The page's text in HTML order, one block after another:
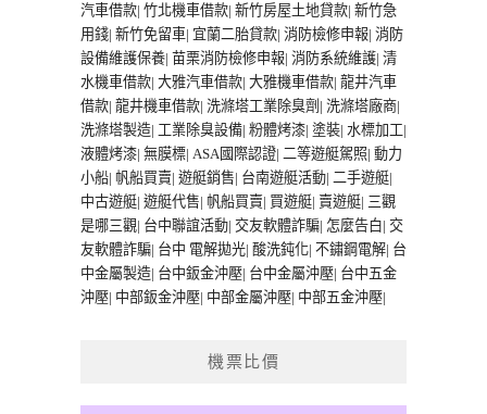
汽車借款| 竹北機車借款| 新竹房屋土地貸款| 新竹急
用錢| 新竹免留車| 宜蘭二胎貸款| 消防檢修申報| 消防
設備維護保養| 苗栗消防檢修申報| 消防系統維護| 清
水機車借款| 大雅汽車借款| 大雅機車借款| 龍井汽車
借款| 龍井機車借款| 洗滌塔工業除臭劑 | 洗滌塔廠商|
洗滌塔製造| 工業除臭設備| 粉體烤漆| 塗裝| 水標加工|
液體烤漆| 無膜標| ASA國際認證| 二等遊艇駕照| 動力
小船| 帆船買賣| 遊艇銷售| 台南遊艇活動| 二手遊艇|
中古遊艇| 遊艇代售| 帆船買賣| 買遊艇| 賣遊艇| 三觀
是哪三觀| 台中聯誼活動| 交友軟體詐騙| 怎麼告白| 交
友軟體詐騙| 台中 電解拋光| 酸洗鈍化| 不鏽鋼電解| 台
中金屬製造| 台中鈑金沖壓| 台中金屬沖壓| 台中五金
沖壓| 中部鈑金沖壓| 中部金屬沖壓| 中部五金沖壓|
機票比價